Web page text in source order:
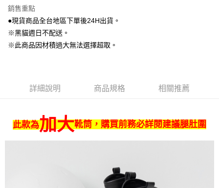
2.透過簡訊連結打開帳單後，可選擇「超商條碼／台灣大直營門市／銀行轉
帳／街口支付／iPASS MONEY」等通路繳費。
【注意事項】
用戶於交易時，得透過本服務購買商品或服務，並由商店將買賣／分期付款
由本公司與您本人進行分期帳單所需資料之確認、核對及更正。
3.完整用戶服務條款，請詳閱以下連結：https://oppay.tw/userRule
結帳頁面，進行簡訊認證並確認金額後，即可完成結帳。
２．訂單成立數日內，您將收到繳費通知簡訊。
３．收到繳費通知簡訊後14天內，點擊此簡訊中的連結，可透過四大超商／
ATM／網路銀行／等多元方式進行付款，方視為交易完成。
※ 請注意：結帳手續完成當下不需立刻繳費，但若您需要取消訂單，請聯絡
客戶支援中心」 https://netprotections.freshdesk.com/support/home
１．透過由恩沛科技股份有限公司提供之「AFTEE先享後付」服務完成之交
易，需依本服務之必要範圍內提供個人資料，並將交易相關給付款項請求債
權轉讓予恩沛科技股份有限公司。
２．關於個人資料處理事宜，請瀏覽以下網址：
「AFTEE先享後付」，若未經同意申辦者引起之損失，本公司不負相關責
４．使用「AFTEE先享後付」時，將依據個別帳號之用戶狀況，依本公司即
每筆NT$80，滿NT$799(含以上)免運費
離島黑貓宅配
每筆NT$200
貨到付款
銷售重點
●現貨商品全台地區下單後24H出貨。
※黑貓週日不配送。
※此商品因材積過大無法選擇超取。
詳細說明 商品規格 相關推薦
此款為加大靴筒，購買前務必詳閱建議腿肚圍